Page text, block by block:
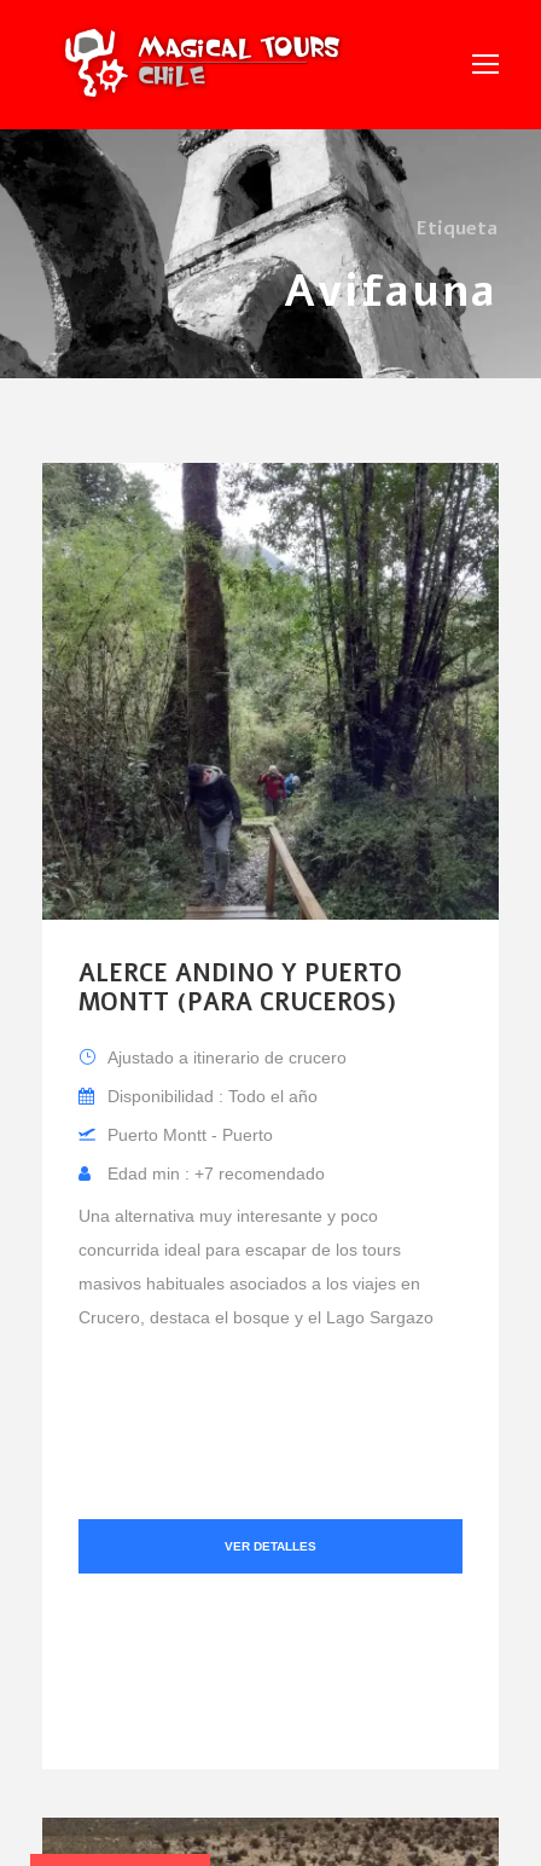
Etiqueta
Avifauna
ALERCE ANDINO Y PUERTO
MONTT (PARA CRUCEROS)
Ajustado a itinerario de crucero
Disponibilidad : Todo el año
Puerto Montt - Puerto
Edad min : +7 recomendado
Una alternativa muy interesante y poco
concurrida ideal para escapar de los tours
masivos habituales asociados a los viajes en
Crucero, destaca el bosque y el Lago Sargazo
VER DETALLES